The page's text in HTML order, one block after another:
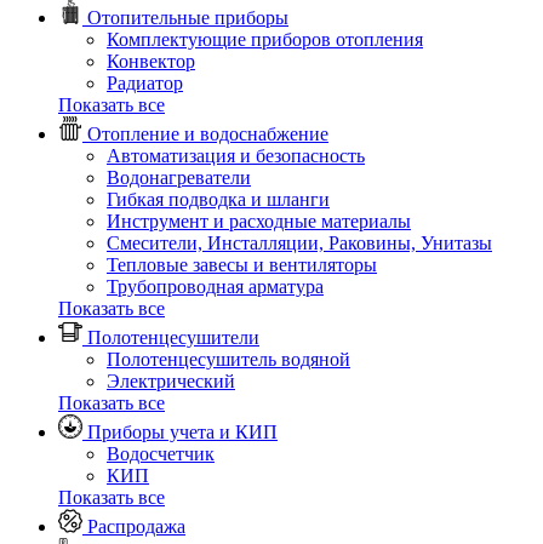
Отопительные приборы
Комплектующие приборов отопления
Конвектор
Радиатор
Показать все
Отопление и водоснабжение
Автоматизация и безопасность
Водонагреватели
Гибкая подводка и шланги
Инструмент и расходные материалы
Смесители, Инсталляции, Раковины, Унитазы
Тепловые завесы и вентиляторы
Трубопроводная арматура
Показать все
Полотенцесушители
Полотенцесушитель водяной
Электрический
Показать все
Приборы учета и КИП
Водосчетчик
КИП
Показать все
Распродажа